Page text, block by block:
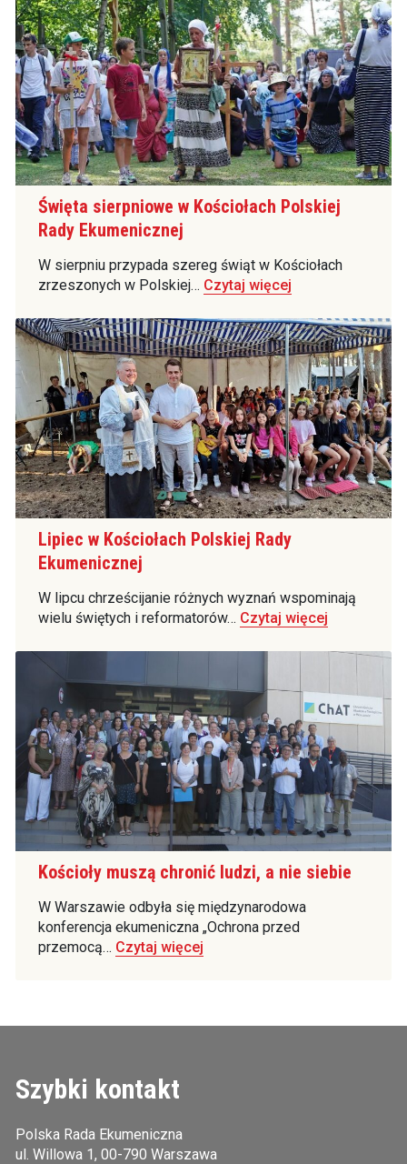
Święta sierpniowe w Kościołach Polskiej
Rady Ekumenicznej
W sierpniu przypada szereg świąt w Kościołach
zrzeszonych w Polskiej… Czytaj więcej
Lipiec w Kościołach Polskiej Rady
Ekumenicznej
W lipcu chrześcijanie różnych wyznań wspominają
wielu świętych i reformatorów… Czytaj więcej
Kościoły muszą chronić ludzi, a nie siebie
W Warszawie odbyła się międzynarodowa
konferencja ekumeniczna „Ochrona przed
przemocą… Czytaj więcej
Szybki kontakt
Polska Rada Ekumeniczna
ul. Willowa 1, 00-790 Warszawa